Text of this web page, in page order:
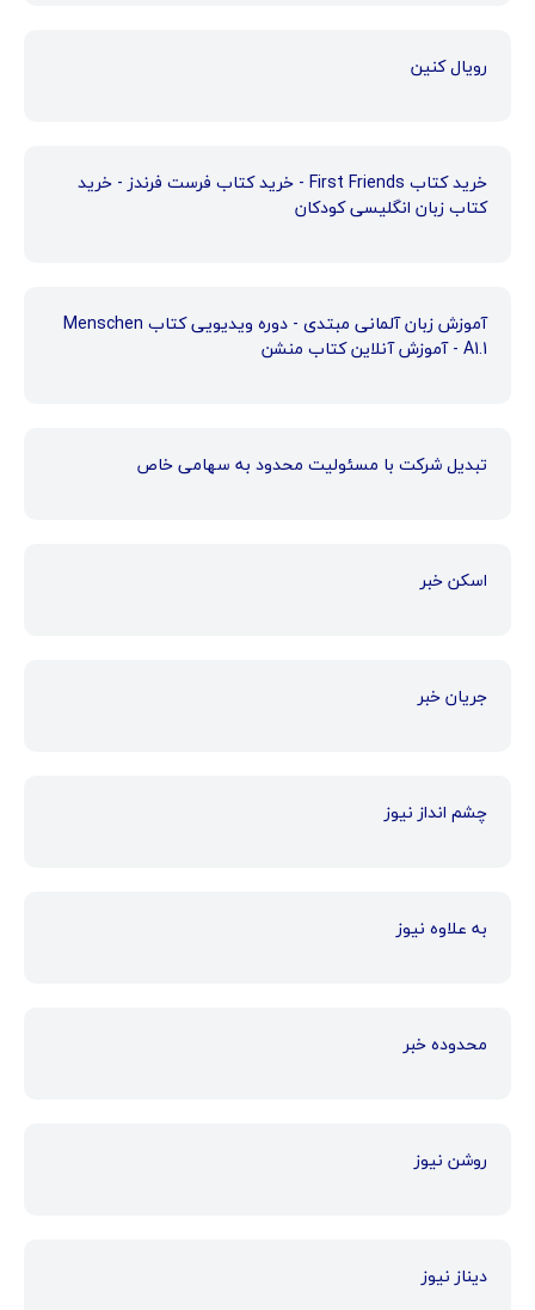
رویال کنین
خرید کتاب First Friends - خرید کتاب فرست فرندز - خرید
کتاب زبان انگلیسی کودکان
آموزش زبان آلمانی مبتدی - دوره ویدیویی کتاب Menschen
A1.1 - آموزش آنلاین کتاب منشن
تبدیل شرکت با مسئولیت محدود به سهامی خاص
اسکن خبر
جریان خبر
چشم انداز نیوز
به علاوه نیوز
محدوده خبر
روشن نیوز
دیناز نیوز